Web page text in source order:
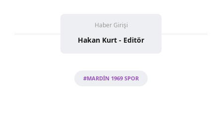
Haber Girişi
Hakan Kurt - Editör
#MARDİN 1969 SPOR